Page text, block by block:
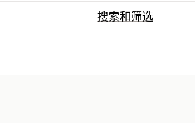
搜索和筛选